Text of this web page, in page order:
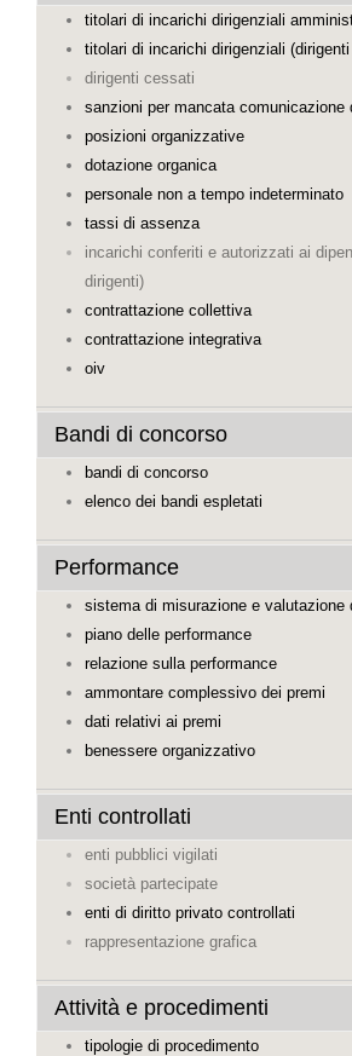
titolari di incarichi dirigenziali
titolari di incarichi dirigenziali
dirigenti cessati
sanzioni per mancata comunicazione
posizioni organizzative
dotazione organica
personale non a tempo indeterminato
tassi di assenza
incarichi conferiti e autorizzati ai
dirigenti)
contrattazione collettiva
contrattazione integrativa
oiv
Bandi di concorso
bandi di concorso
elenco dei bandi espletati
Performance
sistema di misurazione e valutazione
piano delle performance
relazione sulla performance
ammontare complessivo dei premi
dati relativi ai premi
benessere organizzativo
Enti controllati
enti pubblici vigilati
società partecipate
enti di diritto privato controllati
rappresentazione grafica
Attività e procedimenti
tipologie di procedimento